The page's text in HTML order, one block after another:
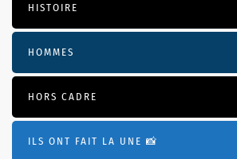
HISTOIRE
HOMMES
HORS CADRE
ILS ONT FAIT LA UNE 📸